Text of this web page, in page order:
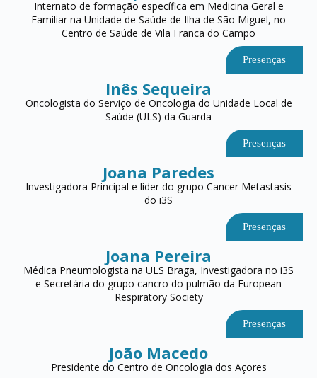
Internato de formação específica em Medicina Geral e
Familiar na Unidade de Saúde de Ilha de São Miguel, no
Centro de Saúde de Vila Franca do Campo
Presenças
Inês Sequeira
Oncologista do Serviço de Oncologia do Unidade Local de
Saúde (ULS) da Guarda
Presenças
Joana Paredes
Investigadora Principal e líder do grupo Cancer Metastasis
do i3S
Presenças
Joana Pereira
Médica Pneumologista na ULS Braga, Investigadora no i3S
e Secretária do grupo cancro do pulmão da European
Respiratory Society
Presenças
João Macedo
Presidente do Centro de Oncologia dos Açores